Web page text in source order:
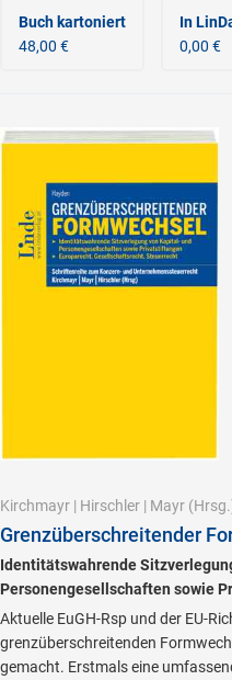
Buch kartoniert
48,00 €
In
0,00 €
Kirchmayr | Hirschler | Mayr
Grenzüberschreitender
Identitätswahrende
Personengesellschaften sowie
Aktuelle EuGH-Rsp und der EU-
grenzüberschreitenden
gemacht. Erstmals eine